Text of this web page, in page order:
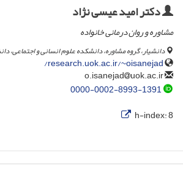
دکتر امید عیسی نژاد
مشاوره و روان درمانی خانواده
دانشیار، گروه مشاوره، دانشکده علوم انسانی و اجتماعی،
research.uok.ac.ir/~oisanejad/
uok.ac.ir
0000-0002-8993-1391
h-index:8